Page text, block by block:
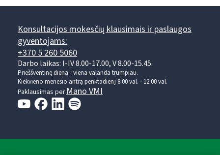
Konsultacijos mokesčių klausimais ir paslaugos
gyventojams:
+370 5 260 5060
Darbo laikas: I-IV 8.00-17.00, V 8.00-15.45.
Prieššventinę dieną - viena valanda trumpiau.
Kiekvieno mėnesio antrą penktadienį 8.00 val. - 12.00 val.
Paklausimas perMano VMI